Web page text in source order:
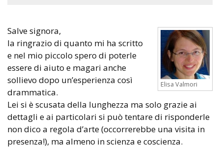
Elisa Valmori
Salve signora,
la ringrazio di quanto mi ha scritto
e nel mio piccolo spero di poterle
essere di aiuto e magari anche
sollievo dopo un’esperienza così
drammatica.
Lei si è scusata della lunghezza ma solo grazie ai
dettagli e ai particolari si può tentare di risponderle
non dico a regola d’arte (occorrerebbe una visita in
presenza!), ma almeno in scienza e coscienza.